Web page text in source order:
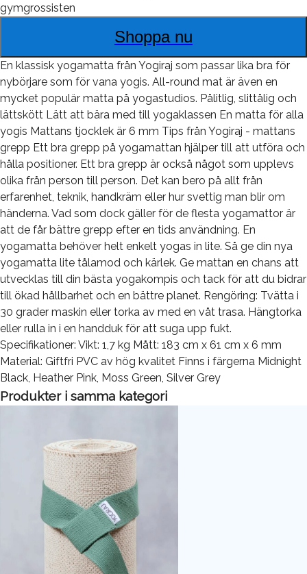
gymgrossisten
Shoppa nu
En klassisk yogamatta från Yogiraj som passar lika bra för
nybörjare som för vana yogis. All-round mat är även en
mycket populär matta på yogastudios. Pålitlig, slittålig och
lättskött Lätt att bära med till yogaklassen En matta för alla
yogis Mattans tjocklek är 6 mm Tips från Yogiraj - mattans
grepp Ett bra grepp på yogamattan hjälper till att utföra och
hålla positioner. Ett bra grepp är också något som upplevs
olika från person till person. Det kan bero på allt från
erfarenhet, teknik, handkräm eller hur svettig man blir om
händerna. Vad som dock gäller för de flesta yogamattor är
att de får bättre grepp efter en tids användning. En
yogamatta behöver helt enkelt yogas in lite. Så ge din nya
yogamatta lite tålamod och kärlek. Ge mattan en chans att
utvecklas till din bästa yogakompis och tack för att du bidrar
till ökad hållbarhet och en bättre planet. Rengöring: Tvätta i
30 grader maskin eller torka av med en våt trasa. Hängtorka
eller rulla in i en handduk för att suga upp fukt.
Specifikationer: Vikt: 1,7 kg Mått: 183 cm x 61 cm x 6 mm
Material: Giftfri PVC av hög kvalitet Finns i färgerna Midnight
Black, Heather Pink, Moss Green, Silver Grey
Produkter i samma kategori